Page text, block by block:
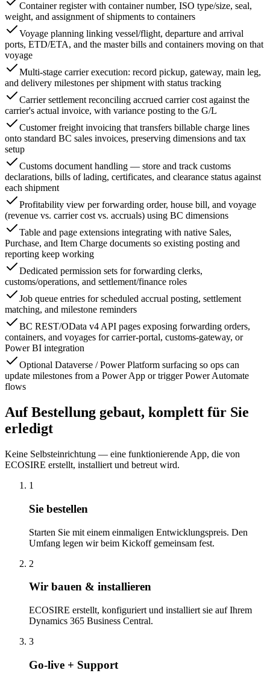
Container register with container number, ISO type/size, seal,
weight, and assignment of shipments to containers
Voyage planning linking vessel/flight, departure and arrival
ports, ETD/ETA, and the master bills and containers moving on that
voyage
Multi-stage carrier execution: record pickup, gateway, main leg,
and delivery milestones per shipment with status tracking
Carrier settlement reconciling accrued carrier cost against the
carrier's actual invoice, with variance posting to the G/L
Customer freight invoicing that transfers billable charge lines
onto standard BC sales invoices, preserving dimensions and tax
setup
Customs document handling — store and track customs
declarations, bills of lading, certificates, and clearance status against
each shipment
Profitability view per forwarding order, house bill, and voyage
(revenue vs. carrier cost vs. accruals) using BC dimensions
Table and page extensions integrating with native Sales,
Purchase, and Item Charge documents so existing posting and
reporting keep working
Dedicated permission sets for forwarding clerks,
customs/operations, and settlement/finance roles
Job queue entries for scheduled accrual posting, settlement
matching, and milestone reminders
BC REST/OData v4 API pages exposing forwarding orders,
containers, and voyages for carrier-portal, customs-gateway, or
Power BI integration
Optional Dataverse / Power Platform surfacing so ops can
update milestones from a Power App or trigger Power Automate
flows
Auf Bestellung gebaut, komplett für Sie
erledigt
Keine Selbsteinrichtung — eine funktionierende App, die von
ECOSIRE erstellt, installiert und betreut wird.
1
Sie bestellen
Starten Sie mit einem einmaligen Entwicklungspreis. Den
Umfang legen wir beim Kickoff gemeinsam fest.
2
Wir bauen & installieren
ECOSIRE erstellt, konfiguriert und installiert sie auf Ihrem
Dynamics 365 Business Central.
3
Go-live + Support